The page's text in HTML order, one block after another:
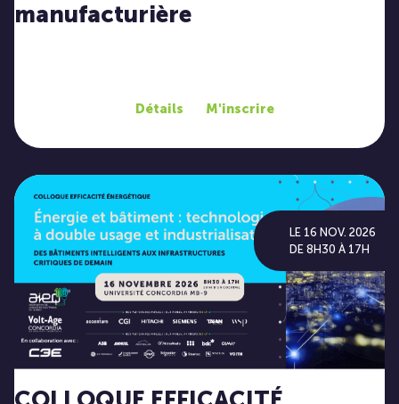
manufacturière
Détails M'inscrire
LE 16 NOV. 2026
DE 8H30 À 17H